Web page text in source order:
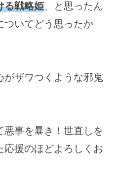
る戦略姫、と思ったん
ついてどう思ったか
がザワつくような邪鬼
事を暴き！世直しを
応援のほどよろしくお